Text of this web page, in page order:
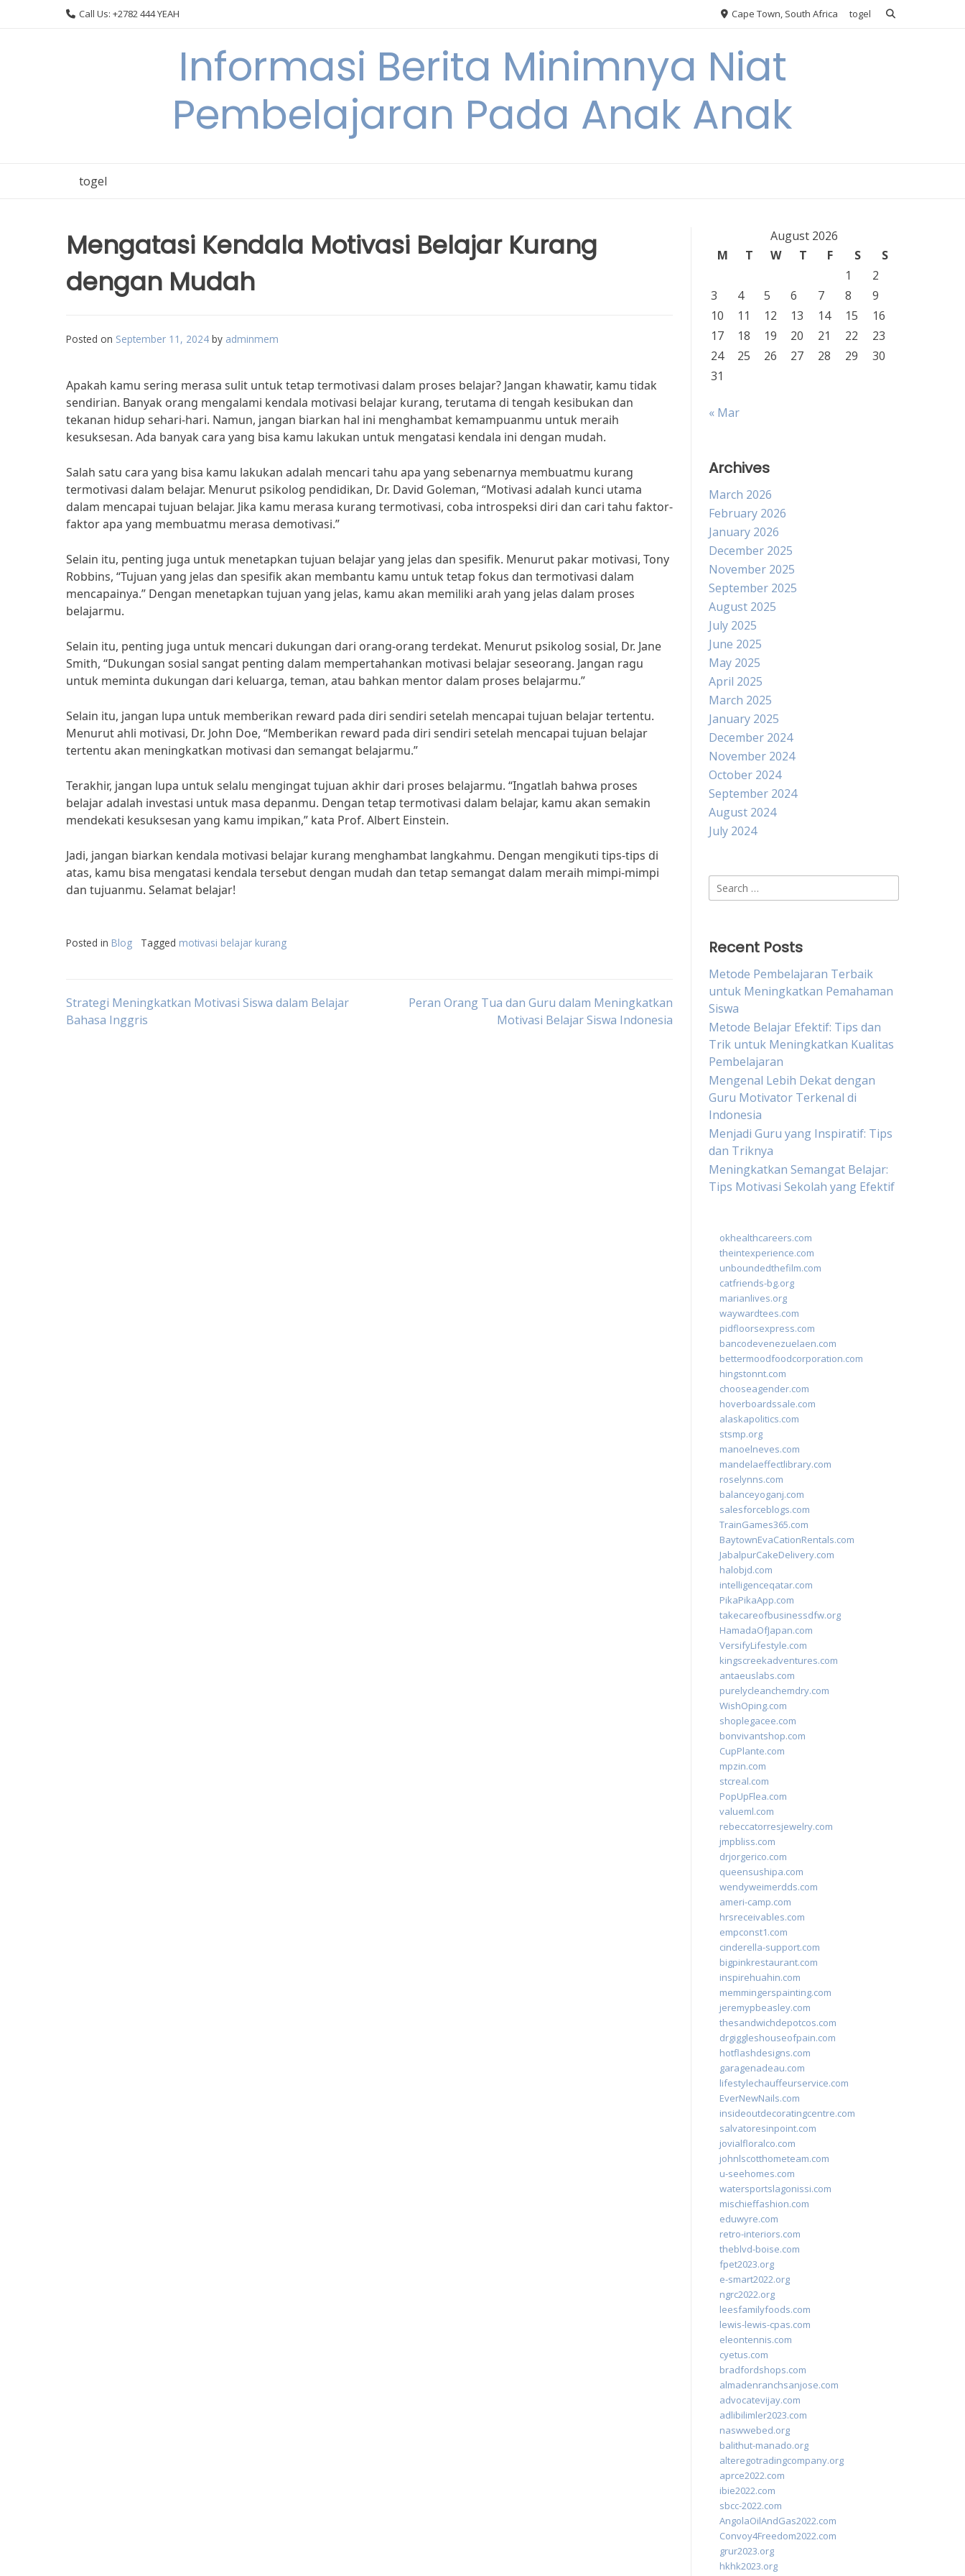
Call Us: +2782 444 YEAH Cape Town, South Africa togel
Informasi Berita Minimnya Niat
Pembelajaran Pada Anak Anak
togel
Mengatasi Kendala Motivasi Belajar Kurang
dengan Mudah
Posted on September 11, 2024 by adminmem
Apakah kamu sering merasa sulit untuk tetap termotivasi dalam proses belajar? Jangan khawatir, kamu tidak
sendirian. Banyak orang mengalami kendala motivasi belajar kurang, terutama di tengah kesibukan dan
tekanan hidup sehari-hari. Namun, jangan biarkan hal ini menghambat kemampuanmu untuk meraih
kesuksesan. Ada banyak cara yang bisa kamu lakukan untuk mengatasi kendala ini dengan mudah.
Salah satu cara yang bisa kamu lakukan adalah mencari tahu apa yang sebenarnya membuatmu kurang
termotivasi dalam belajar. Menurut psikolog pendidikan, Dr. David Goleman, “Motivasi adalah kunci utama
dalam mencapai tujuan belajar. Jika kamu merasa kurang termotivasi, coba introspeksi diri dan cari tahu faktor-
faktor apa yang membuatmu merasa demotivasi.”
Selain itu, penting juga untuk menetapkan tujuan belajar yang jelas dan spesifik. Menurut pakar motivasi, Tony
Robbins, “Tujuan yang jelas dan spesifik akan membantu kamu untuk tetap fokus dan termotivasi dalam
mencapainya.” Dengan menetapkan tujuan yang jelas, kamu akan memiliki arah yang jelas dalam proses
belajarmu.
Selain itu, penting juga untuk mencari dukungan dari orang-orang terdekat. Menurut psikolog sosial, Dr. Jane
Smith, “Dukungan sosial sangat penting dalam mempertahankan motivasi belajar seseorang. Jangan ragu
untuk meminta dukungan dari keluarga, teman, atau bahkan mentor dalam proses belajarmu.”
Selain itu, jangan lupa untuk memberikan reward pada diri sendiri setelah mencapai tujuan belajar tertentu.
Menurut ahli motivasi, Dr. John Doe, “Memberikan reward pada diri sendiri setelah mencapai tujuan belajar
tertentu akan meningkatkan motivasi dan semangat belajarmu.”
Terakhir, jangan lupa untuk selalu mengingat tujuan akhir dari proses belajarmu. “Ingatlah bahwa proses
belajar adalah investasi untuk masa depanmu. Dengan tetap termotivasi dalam belajar, kamu akan semakin
mendekati kesuksesan yang kamu impikan,” kata Prof. Albert Einstein.
Jadi, jangan biarkan kendala motivasi belajar kurang menghambat langkahmu. Dengan mengikuti tips-tips di
atas, kamu bisa mengatasi kendala tersebut dengan mudah dan tetap semangat dalam meraih mimpi-mimpi
dan tujuanmu. Selamat belajar!
Posted in Blog Tagged motivasi belajar kurang
Post
Strategi Meningkatkan Motivasi Siswa dalam Belajar
Bahasa Inggris
Peran Orang Tua dan Guru dalam Meningkatkan
Motivasi Belajar Siswa Indonesia
August 2026
M
T W T F S
S
1
2
3
4 5 6 7 8
9
10
11 12 13 14 15
16
17
18 19 20 21 22
23
24
25 26 27 28 29
30
31
« Mar
Archives
March 2026
February 2026
January 2026
December 2025
November 2025
September 2025
August 2025
July 2025
June 2025
May 2025
April 2025
March 2025
January 2025
December 2024
November 2024
October 2024
September 2024
August 2024
July 2024
Search
for:
Recent Posts
Metode Pembelajaran Terbaik
untuk Meningkatkan Pemahaman
Siswa
Metode Belajar Efektif: Tips dan
Trik untuk Meningkatkan Kualitas
Pembelajaran
Mengenal Lebih Dekat dengan
Guru Motivator Terkenal di
Indonesia
Menjadi Guru yang Inspiratif: Tips
dan Triknya
Meningkatkan Semangat Belajar:
Tips Motivasi Sekolah yang Efektif
okhealthcareers.com
theintexperience.com
unboundedthefilm.com
catfriends-bg.org
marianlives.org
waywardtees.com
pidfloorsexpress.com
bancodevenezuelaen.com
bettermoodfoodcorporation.com
hingstonnt.com
chooseagender.com
hoverboardssale.com
alaskapolitics.com
stsmp.org
manoelneves.com
mandelaeffectlibrary.com
roselynns.com
balanceyoganj.com
salesforceblogs.com
TrainGames365.com
BaytownEvaCationRentals.com
JabalpurCakeDelivery.com
halobjd.com
intelligenceqatar.com
PikaPikaApp.com
takecareofbusinessdfw.org
HamadaOfJapan.com
VersifyLifestyle.com
kingscreekadventures.com
antaeuslabs.com
purelycleanchemdry.com
WishOping.com
shoplegacee.com
bonvivantshop.com
CupPlante.com
mpzin.com
stcreal.com
PopUpFlea.com
valueml.com
rebeccatorresjewelry.com
jmpbliss.com
drjorgerico.com
queensushipa.com
wendyweimerdds.com
ameri-camp.com
hrsreceivables.com
empconst1.com
cinderella-support.com
bigpinkrestaurant.com
inspirehuahin.com
memmingerspainting.com
jeremypbeasley.com
thesandwichdepotcos.com
drgiggleshouseofpain.com
hotflashdesigns.com
garagenadeau.com
lifestylechauffeurservice.com
EverNewNails.com
insideoutdecoratingcentre.com
salvatoresinpoint.com
jovialfloralco.com
johnlscotthometeam.com
u-seehomes.com
watersportslagonissi.com
mischieffashion.com
eduwyre.com
retro-interiors.com
theblvd-boise.com
fpet2023.org
e-smart2022.org
ngrc2022.org
leesfamilyfoods.com
lewis-lewis-cpas.com
eleontennis.com
cyetus.com
bradfordshops.com
almadenranchsanjose.com
advocatevijay.com
adlibilimler2023.com
naswwebed.org
balithut-manado.org
alteregotradingcompany.org
aprce2022.com
ibie2022.com
sbcc-2022.com
AngolaOilAndGas2022.com
Convoy4Freedom2022.com
grur2023.org
hkhk2023.org